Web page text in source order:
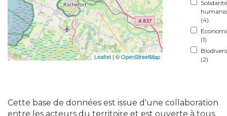
Leaflet | ©OpenStreetMap
Solidarité
(4)
(1)
(2)
Cette base de données est issue d'une collaboration
entre les acteurs du territoire et est ouverte à tous.